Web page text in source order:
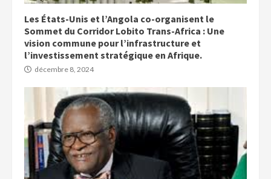
Les États-Unis et l’Angola co-organisent le
Sommet du Corridor Lobito Trans-Africa : Une
vision commune pour l’infrastructure et
l’investissement stratégique en Afrique.
décembre 8, 2024